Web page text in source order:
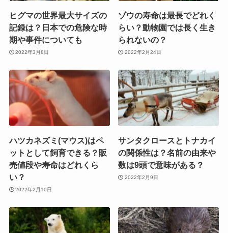
ヒグマの世界最大サイズの
記録は？日本での危険な時
期や事件についても
2022年3月8日
ゾウの寿命は最長でどれく
らい？動物園では長く生き
られないの？
2022年2月24日
ハツカネズミ(マウス)はペ
ットとして飼育できる？販
売値段や寿命はどれくら
い？
2022年2月10日
サンタクロースとトナカイ
の関係性は？名前の由来や
数は9頭で意味がある？
2022年2月9日